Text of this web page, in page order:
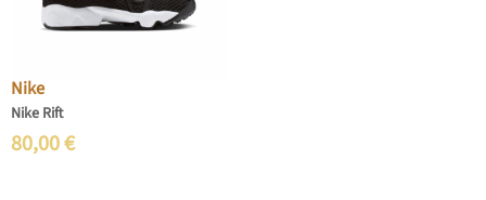
Nike
Nike Rift
80,00€